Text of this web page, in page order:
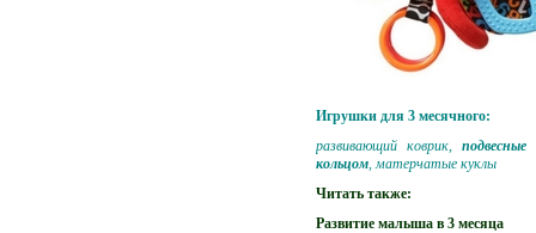
Игрушки для 3 месячного:
развивающий коврик,
кольцом, матерчатые куклы
Читать также:
Развитие малыша в 3 месяца